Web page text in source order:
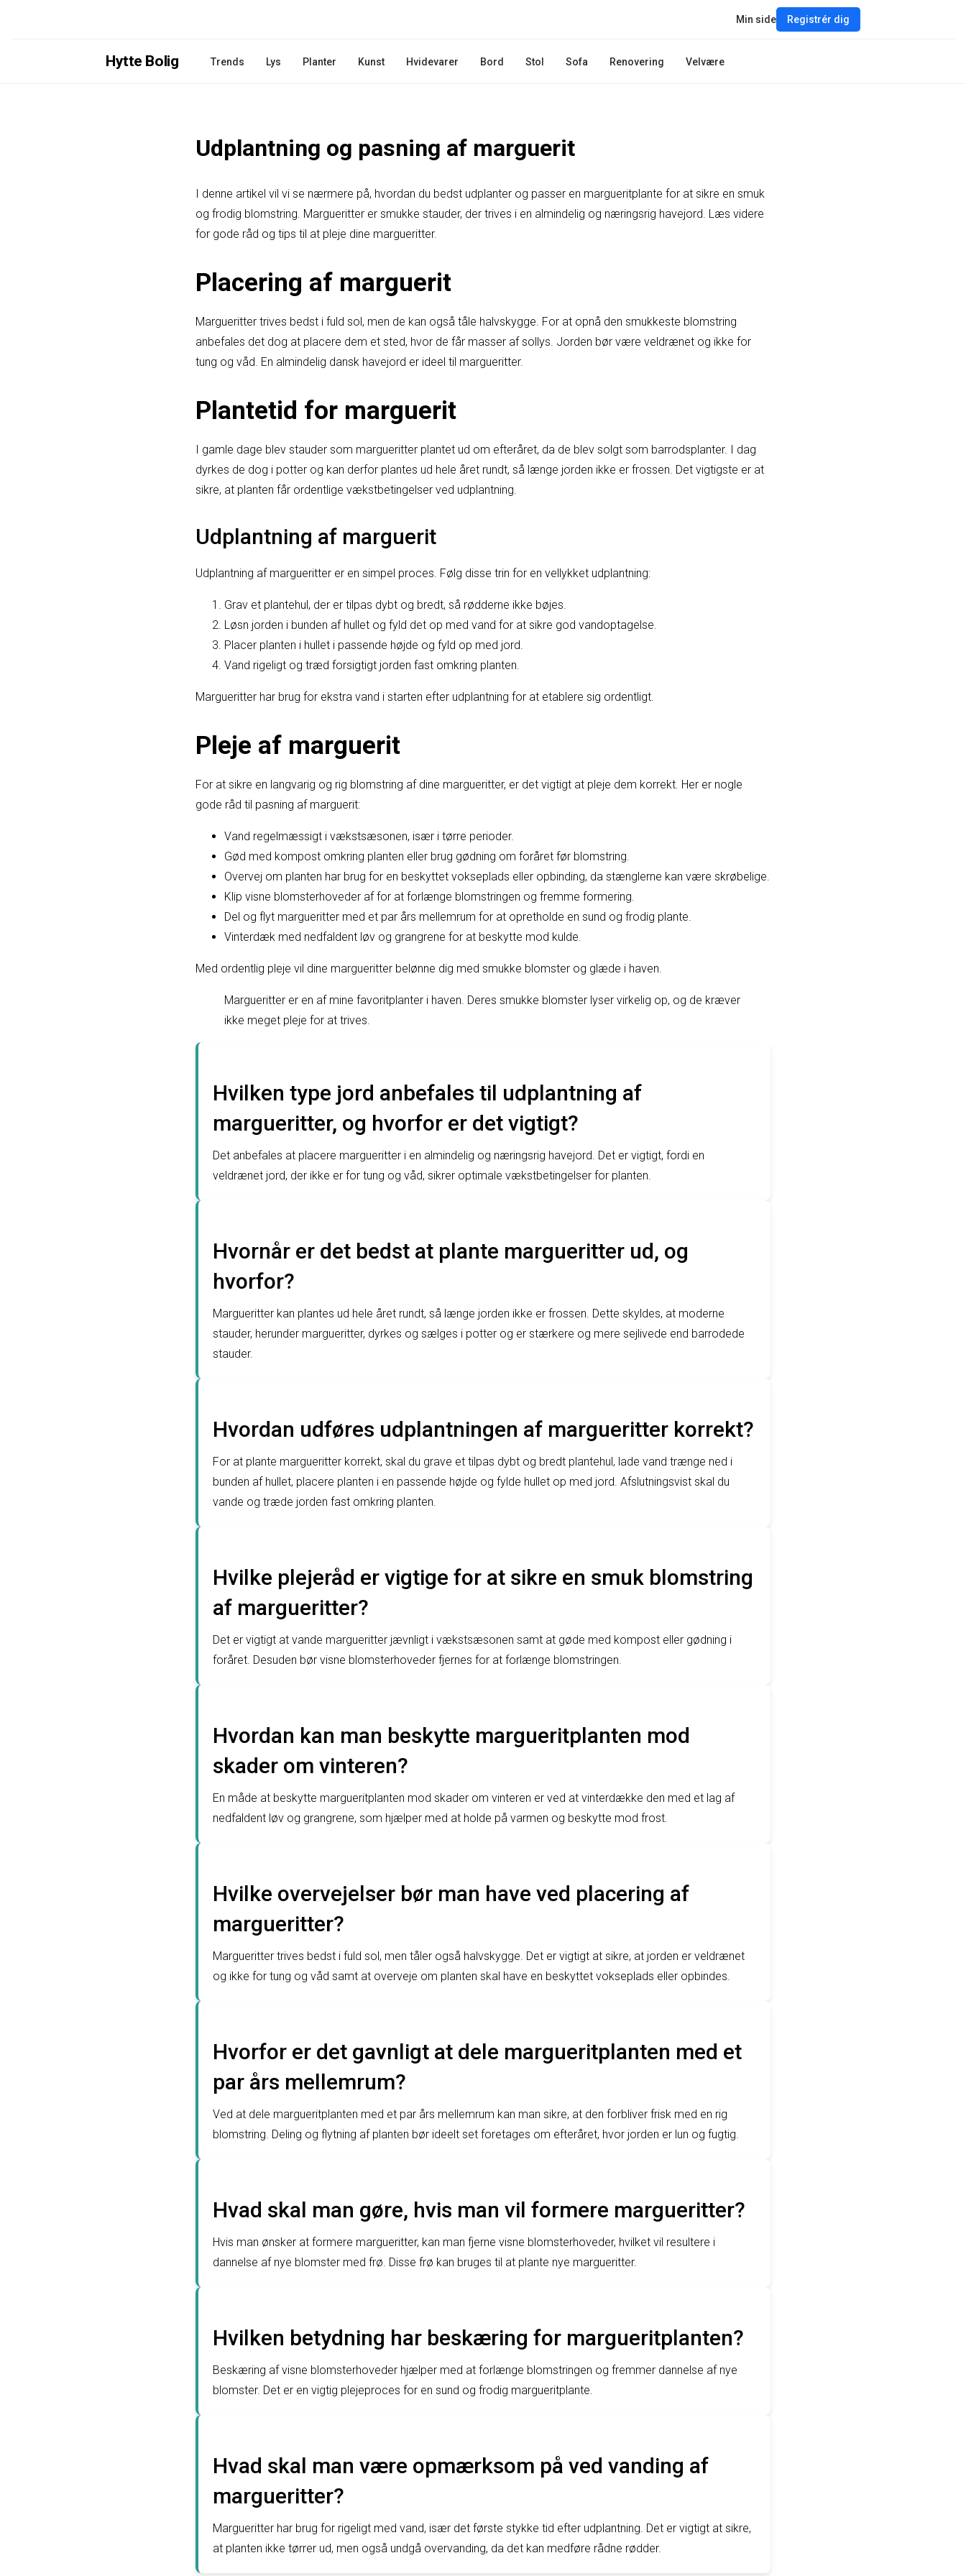
Hytte Bolig Trends Lys Planter Kunst Hvidevarer Bord Stol Sofa Renovering Velvære
Min side Registrér dig
Udplantning og pasning af marguerit
I denne artikel vil vi se nærmere på, hvordan du bedst udplanter og passer en margueritplante for at sikre en smuk
og frodig blomstring. Margueritter er smukke stauder, der trives i en almindelig og næringsrig havejord. Læs videre
for gode råd og tips til at pleje dine margueritter.
Placering af marguerit
Margueritter trives bedst i fuld sol, men de kan også tåle halvskygge. For at opnå den smukkeste blomstring
anbefales det dog at placere dem et sted, hvor de får masser af sollys. Jorden bør være veldrænet og ikke for
tung og våd. En almindelig dansk havejord er ideel til margueritter.
Plantetid for marguerit
I gamle dage blev stauder som margueritter plantet ud om efteråret, da de blev solgt som barrodsplanter. I dag
dyrkes de dog i potter og kan derfor plantes ud hele året rundt, så længe jorden ikke er frossen. Det vigtigste er at
sikre, at planten får ordentlige vækstbetingelser ved udplantning.
Udplantning af marguerit
Udplantning af margueritter er en simpel proces. Følg disse trin for en vellykket udplantning:
Grav et plantehul, der er tilpas dybt og bredt, så rødderne ikke bøjes.
Løsn jorden i bunden af hullet og fyld det op med vand for at sikre god vandoptagelse.
Placer planten i hullet i passende højde og fyld op med jord.
Vand rigeligt og træd forsigtigt jorden fast omkring planten.
Margueritter har brug for ekstra vand i starten efter udplantning for at etablere sig ordentligt.
Pleje af marguerit
For at sikre en langvarig og rig blomstring af dine margueritter, er det vigtigt at pleje dem korrekt. Her er nogle
gode råd til pasning af marguerit:
Vand regelmæssigt i vækstsæsonen, især i tørre perioder.
Gød med kompost omkring planten eller brug gødning om foråret før blomstring.
Overvej om planten har brug for en beskyttet vokseplads eller opbinding, da stænglerne kan være skrøbelige.
Klip visne blomsterhoveder af for at forlænge blomstringen og fremme formering.
Del og flyt margueritter med et par års mellemrum for at opretholde en sund og frodig plante.
Vinterdæk med nedfaldent løv og grangrene for at beskytte mod kulde.
Med ordentlig pleje vil dine margueritter belønne dig med smukke blomster og glæde i haven.
Margueritter er en af mine favoritplanter i haven. Deres smukke blomster lyser virkelig op, og de kræver
ikke meget pleje for at trives.
Hvilken type jord anbefales til udplantning af
margueritter, og hvorfor er det vigtigt?
Det anbefales at placere margueritter i en almindelig og næringsrig havejord. Det er vigtigt, fordi en
veldrænet jord, der ikke er for tung og våd, sikrer optimale vækstbetingelser for planten.
Hvornår er det bedst at plante margueritter ud, og
hvorfor?
Margueritter kan plantes ud hele året rundt, så længe jorden ikke er frossen. Dette skyldes, at moderne
stauder, herunder margueritter, dyrkes og sælges i potter og er stærkere og mere sejlivede end barrodede
stauder.
Hvordan udføres udplantningen af margueritter korrekt?
For at plante margueritter korrekt, skal du grave et tilpas dybt og bredt plantehul, lade vand trænge ned i
bunden af hullet, placere planten i en passende højde og fylde hullet op med jord. Afslutningsvist skal du
vande og træde jorden fast omkring planten.
Hvilke plejeråd er vigtige for at sikre en smuk blomstring
af margueritter?
Det er vigtigt at vande margueritter jævnligt i vækstsæsonen samt at gøde med kompost eller gødning i
foråret. Desuden bør visne blomsterhoveder fjernes for at forlænge blomstringen.
Hvordan kan man beskytte margueritplanten mod
skader om vinteren?
En måde at beskytte margueritplanten mod skader om vinteren er ved at vinterdække den med et lag af
nedfaldent løv og grangrene, som hjælper med at holde på varmen og beskytte mod frost.
Hvilke overvejelser bør man have ved placering af
margueritter?
Margueritter trives bedst i fuld sol, men tåler også halvskygge. Det er vigtigt at sikre, at jorden er veldrænet
og ikke for tung og våd samt at overveje om planten skal have en beskyttet vokseplads eller opbindes.
Hvorfor er det gavnligt at dele margueritplanten med et
par års mellemrum?
Ved at dele margueritplanten med et par års mellemrum kan man sikre, at den forbliver frisk med en rig
blomstring. Deling og flytning af planten bør ideelt set foretages om efteråret, hvor jorden er lun og fugtig.
Hvad skal man gøre, hvis man vil formere margueritter?
Hvis man ønsker at formere margueritter, kan man fjerne visne blomsterhoveder, hvilket vil resultere i
dannelse af nye blomster med frø. Disse frø kan bruges til at plante nye margueritter.
Hvilken betydning har beskæring for margueritplanten?
Beskæring af visne blomsterhoveder hjælper med at forlænge blomstringen og fremmer dannelse af nye
blomster. Det er en vigtig plejeproces for en sund og frodig margueritplante.
Hvad skal man være opmærksom på ved vanding af
margueritter?
Margueritter har brug for rigeligt med vand, især det første stykke tid efter udplantning. Det er vigtigt at sikre,
at planten ikke tørrer ud, men også undgå overvanding, da det kan medføre rådne rødder.